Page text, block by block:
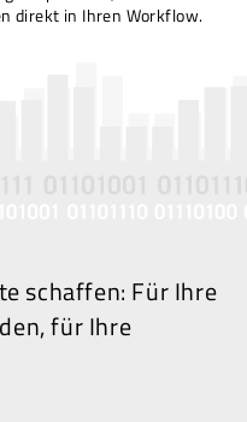
direkt in Ihren Workflow.
schaffen: Für Ihre
für Ihre